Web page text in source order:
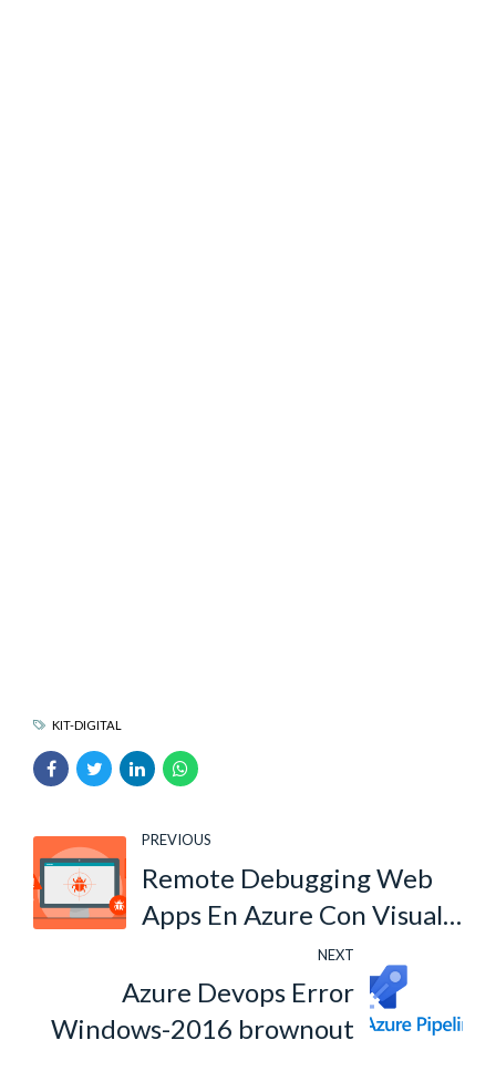
KIT-DIGITAL
PREVIOUS
Remote Debugging Web
Apps En Azure Con Visual
NEXT
Azure Devops Error
Windows-2016 brownout